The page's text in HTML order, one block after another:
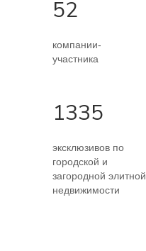
52
1335
компании-
участника
эксклюзивов по
городской и
загородной элитной
недвижимости